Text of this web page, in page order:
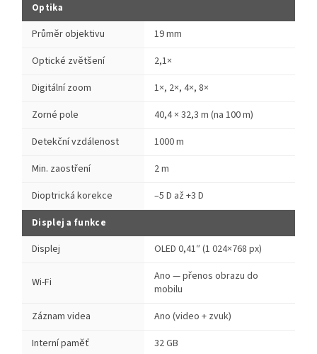
Optika
Průměr objektivu
19 mm
Optické zvětšení
2,1×
Digitální zoom
1×, 2×, 4×, 8×
Zorné pole
40,4 × 32,3 m (na 100 m)
Detekční vzdálenost
1000 m
Min. zaostření
2 m
Dioptrická korekce
–5 D až +3 D
Displej a funkce
Displej OLED 0,41″ (1 024×768 px)
Wi-Fi
Ano — přenos obrazu do
mobilu
Záznam videa
Ano (video + zvuk)
Interní paměť
32 GB